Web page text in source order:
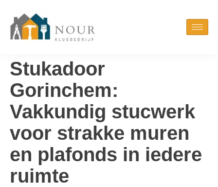
Stukadoor
Gorinchem:
Vakkundig stucwerk
voor strakke muren
en plafonds in iedere
ruimte